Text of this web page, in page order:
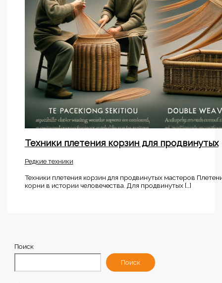
Техники плетения корзин для продвинутых
Редкие техники
Техники плетения корзин для продвинутых мастеров
корни в истории человечества. Для продвинутых […]
Поиск
Поиск